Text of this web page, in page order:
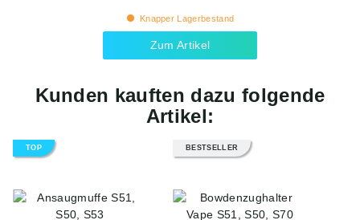
Knapper Lagerbestand
Zum Artikel
Kunden kauften dazu folgende
Artikel:
TOP BESTSELLER